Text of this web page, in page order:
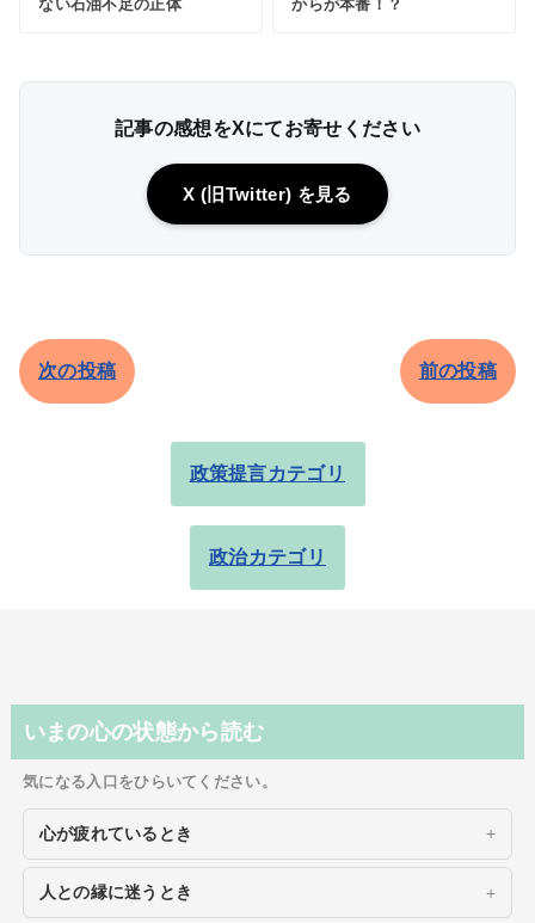
ない石油不足の正体 からが本番！？
記事の感想をXにてお寄せください
X (旧Twitter) を見る
次の投稿 前の投稿
政策提言カテゴリ
政治カテゴリ
いまの心の状態から読む
気になる入口をひらいてください。
心が疲れているとき
人との縁に迷うとき